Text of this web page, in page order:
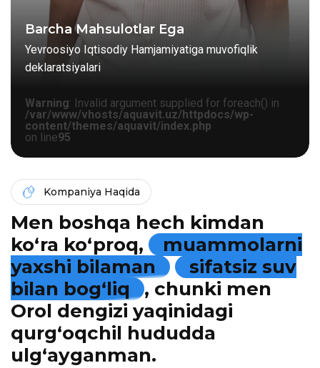
Barcha Mahsulotlar Ega
Yevroosiyo Iqtisodiy Hamjamiyatiga muvofiqlik
deklaratsiyalari
Warning: Invalid argument supplied for foreach() in
/var/www/vhosts/aquavit.uz/httpdocs/wp-
content/themes/aquavit/index.php
on line95
Kompaniya Haqida
Men boshqa hech kimdan
ko‘ra ko‘proq,
muammolarni
yaxshi bilaman
sifatsiz suv
bilan bog‘liq
, chunki men
Orol dengizi yaqinidagi
qurg‘oqchil hududda
ulg‘ayganman.